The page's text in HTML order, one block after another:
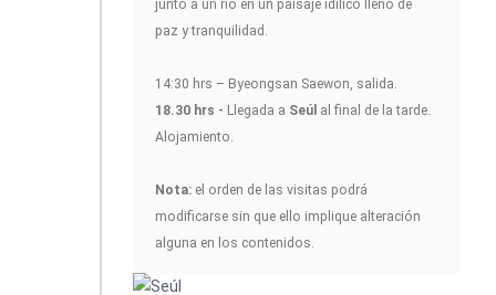
junto a un río en un paisaje idílico lleno de
paz y tranquilidad.
14:30 hrs – Byeongsan Saewon, salida.
18.30 hrs - Llegada a Seúl al final de la tarde.
Alojamiento.
Nota: el orden de las visitas podrá
modificarse sin que ello implique alteración
alguna en los contenidos.